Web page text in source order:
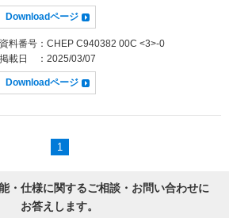
Downloadページ
資料番号 ：CHEP C940382 00C <3>-0
掲載日
：2025/03/07
Downloadページ
1
・仕様に関するご相談・お問い合わせに
お答えします。